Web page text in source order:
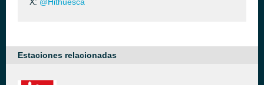
Estaciones relacionadas